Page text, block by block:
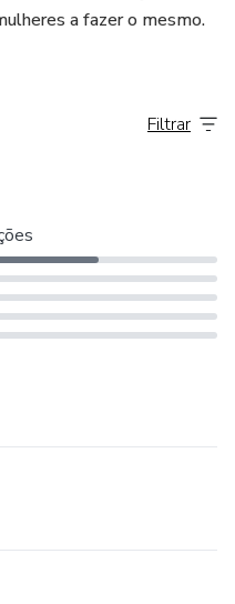
a fazer o mesmo.
Filtrar